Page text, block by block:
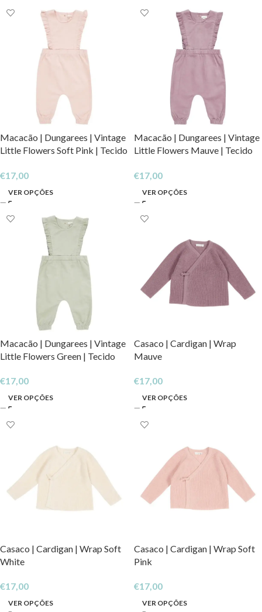
Macacão | Dungarees | Vintage
Little Flowers Soft Pink | Tecido
€17,00
VER OPÇÕES
Macacão | Dungarees | Vintage
Little Flowers Mauve | Tecido
€17,00
VER OPÇÕES
Macacão | Dungarees | Vintage
Little Flowers Green | Tecido
€17,00
VER OPÇÕES
Casaco | Cardigan | Wrap
Mauve
€17,00
VER OPÇÕES
Casaco | Cardigan | Wrap Soft
White
€17,00
VER OPÇÕES
Casaco | Cardigan | Wrap Soft
Pink
€17,00
VER OPÇÕES